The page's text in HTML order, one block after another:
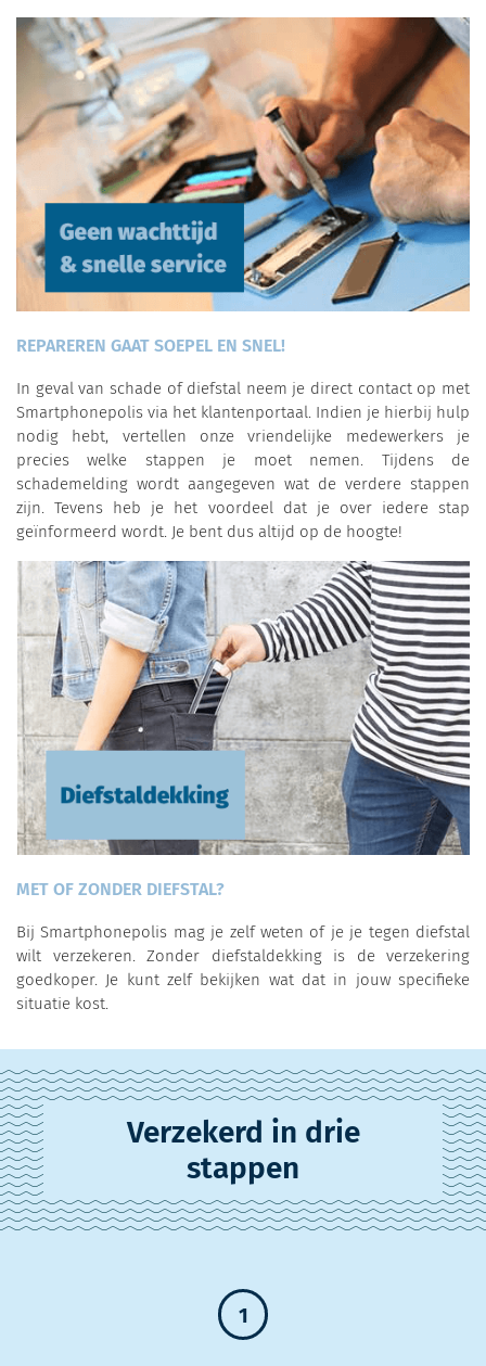
REPAREREN GAAT SOEPEL EN SNEL!
In geval van schade of diefstal neem je direct contact op met
Smartphonepolis via het klantenportaal. Indien je hierbij hulp
nodig hebt, vertellen onze vriendelijke medewerkers je
precies welke stappen je moet nemen. Tijdens de
schademelding wordt aangegeven wat de verdere stappen
zijn. Tevens heb je het voordeel dat je over iedere stap
geïnformeerd wordt. Je bent dus altijd op de hoogte!
MET OF ZONDER DIEFSTAL?
Bij Smartphonepolis mag je zelf weten of je je tegen diefstal
wilt verzekeren. Zonder diefstaldekking is de verzekering
goedkoper. Je kunt zelf bekijken wat dat in jouw specifieke
situatie kost.
Verzekerd in drie
stappen
1